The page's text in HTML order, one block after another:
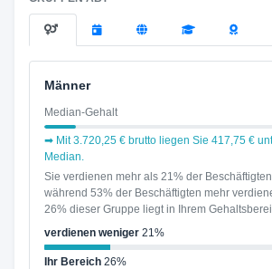
Männer
Median-Gehalt
➡ Mit 3.720,25 € brutto liegen Sie 417,75 €
Median.
Sie verdienen mehr als 21% der
während 53% der Beschäftigten mehr
26% dieser Gruppe liegt in Ihrem
verdienen weniger21%
Ihr Bereich26%